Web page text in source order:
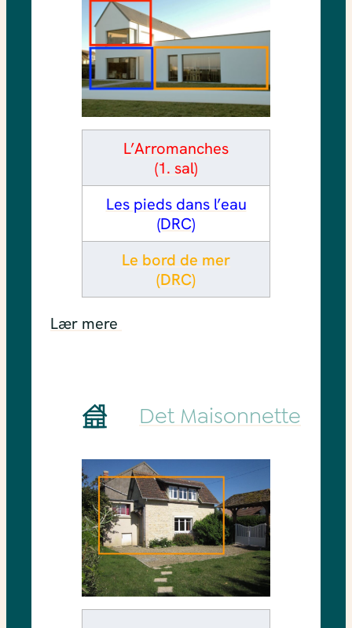
L’Arromanches
(1. sal)
Les pieds dans l’eau
(DRC)
Le bord de mer
(DRC)
Lær mere
Det Maisonnette